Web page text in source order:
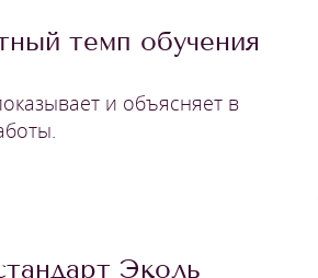
темп обучения
и объясняет в
Эколь